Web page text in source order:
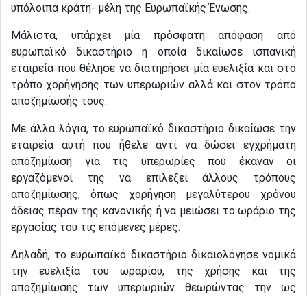
υπόλοιπα κράτη- μέλη της Ευρωπαϊκής Ένωσης.
Μάλιστα, υπάρχει μία πρόσφατη απόφαση από
ευρωπαϊκό δικαστήριο η οποία δικαίωσε ισπανική
εταιρεία που θέλησε να διατηρήσει μία ευελιξία και στο
τρόπο χορήγησης των υπερωριών αλλά και στον τρόπο
αποζημίωσής τους.
Με άλλα λόγια, το ευρωπαϊκό δικαστήριο δικαίωσε την
εταιρεία αυτή που ήθελε αντί να δώσει εγχρήματη
αποζημίωση για τις υπερωρίες που έκαναν οι
εργαζόμενοί της να επιλέξει άλλους τρόπους
αποζημίωσης, όπως χορήγηση μεγαλύτερου χρόνου
άδειας πέραν της κανονικής ή να μειώσει το ωράριο της
εργασίας του τις επόμενες μέρες.
Δηλαδή, το ευρωπαϊκό δικαστήριο δικαιολόγησε νομικά
την ευελιξία του ωραρίου, της χρήσης και της
αποζημίωσης των υπερωριών θεωρώντας την ως